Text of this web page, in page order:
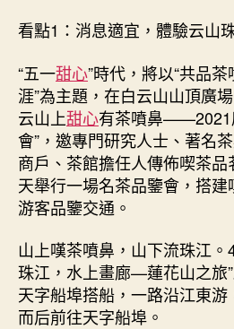
看點1：消息適宜，體驗云山
“五一甜心”時代，將以“共品
涯”為主題，在白云山山頂廣
云山上甜心有茶噴鼻——2021
會”，邀專門研究人士、著名
商戶、茶館擔任人傳佈喫茶
天舉行一場名茶品鑒會，搭
游客品鑒交通。
山上嘆茶噴鼻，山下流珠江。
珠江，水上畫廊—蓮花山之旅
天字船埠搭船，一路沿江東游
而后前往天字船埠。